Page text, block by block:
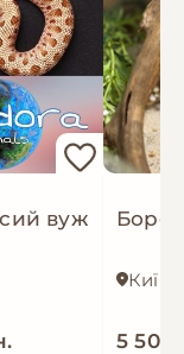
вуж
Київ
5 500